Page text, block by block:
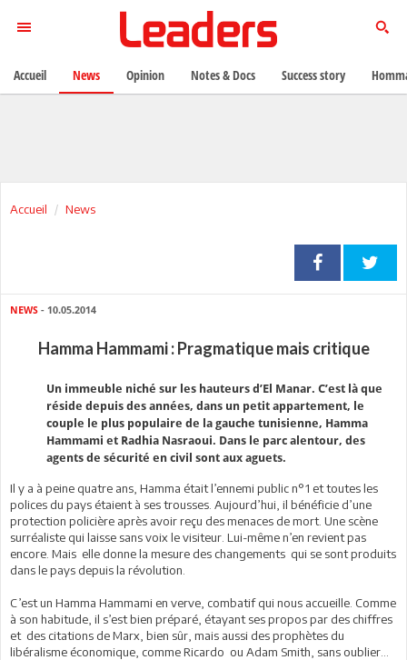
Accueil News
NEWS - 10.05.2014
Hamma Hammami : Pragmatique mais critique
Un immeuble niché sur les hauteurs d’El Manar. C’est là que
réside depuis des années, dans un petit appartement, le
couple le plus populaire de la gauche tunisienne, Hamma
Hammami et Radhia Nasraoui. Dans le parc alentour, des
agents de sécurité en civil sont aux aguets.
Il y a à peine quatre ans, Hamma était l’ennemi public n°1 et toutes les
polices du pays étaient à ses trousses. Aujourd’hui, il bénéficie d’une
protection policière après avoir reçu des menaces de mort. Une scène
surréaliste qui laisse sans voix le visiteur. Lui-même n’en revient pas
encore. Mais elle donne la mesure des changements qui se sont produits
dans le pays depuis la révolution.
C’est un Hamma Hammami en verve, combatif qui nous accueille. Comme
à son habitude, il s’est bien préparé, étayant ses propos par des chiffres
et des citations de Marx, bien sûr, mais aussi des prophètes du
libéralisme économique, comme Ricardo ou Adam Smith, sans oublier…
Accueil News Opinion Notes & Docs Success story